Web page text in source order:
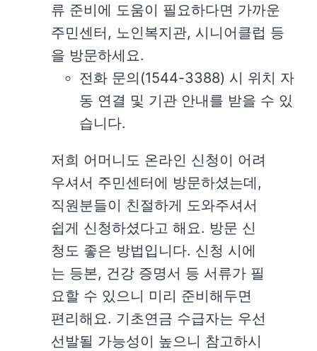
류 준비에 도움이 필요하다면 가까운
주민센터, 노인복지관, 시니어클럽 등
을 방문하세요.
전화 문의(1544-3388) 시 위치 자
동 연결 및 기관 안내를 받을 수 있
습니다.
저희 어머니도 온라인 신청이 어려
우셔서 주민센터에 방문하셨는데,
직원분들이 친절하게 도와주셔서
쉽게 신청하셨다고 해요. 방문 신
청도 좋은 방법입니다. 신청 시에
는 등본, 건강 증명서 등 서류가 필
요할 수 있으니 미리 준비해두면
편리해요. 기초연금 수급자는 우선
선발될 가능성이 높으니 참고하시